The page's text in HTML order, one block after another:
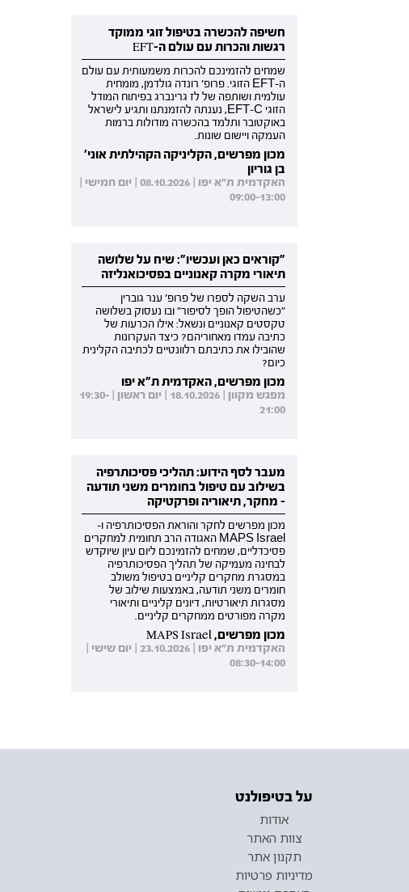
חשיפה להכשרה בטיפול זוגי ממוקד
רגשות והכרות עם עולם ה-EFT
שמחים להזמינכם להכרות משמעותית עם עולם
ה-EFT הזוגי. פרופ' רונדה גולדמן, מומחית
עולמית ושותפה של לז גרינברג בפיתוח המודל
הזוגי EFT-C, נענתה להזמנתנו ותגיע לישראל
באוקטובר ותלמד בהכשרה מודולות ברמות
העמקה ויישום שונות.
מכון מפרשים, הקליניקה הקהילתית אוני'
בן גוריון
האקדמית ת"א יפו | 08.10.2026 | יום חמישי |
09:00-13:00
"קוראים כאן ועכשיו": שיח על שלושה
תיאורי מקרה קאנוניים בפסיכואנליזה
ערב השקה לספרו של פרופ' ענר גוברין
"כשהטיפול הופך לסיפור" ובו נעסוק בשלושה
טקסטים קאנוניים ונשאל: אילו הכרעות של
כתיבה עמדו מאחוריהם? כיצד העקרונות
שהובילו את כתיבתם רלוונטיים לכתיבה הקלינית
כיום?
מכון מפרשים, האקדמית ת"א יפו
מפגש מקוון | 18.10.2026 | יום ראשון | 19:30-
21:00
מעבר לסף הידוע: תהליכי פסיכותרפיה
בשילוב עם טיפול בחומרים משני תודעה
- מחקר, תיאוריה ופרקטיקה
מכון מפרשים לחקר והוראת הפסיכותרפיה ו-
MAPS Israel האגודה הרב תחומית למחקרים
פסיכדליים, שמחים להזמינכם ליום עיון שיוקדש
לבחינה מעמיקה של תהליך הפסיכותרפיה
במסגרת מחקרים קליניים בטיפול משולב
חומרים משני תודעה, באמצעות שילוב של
מסגרות תיאורטיות, דיונים קליניים ותיאורי
מקרה מפורטים ממחקרים קליניים.
מכון מפרשים, MAPS Israel
האקדמית ת"א יפו | 23.10.2026 | יום שישי |
08:30-14:00
על בטיפולנט
אודות
צוות האתר
תקנון אתר
מדיניות פרטיות